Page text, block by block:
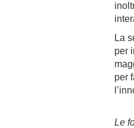
La
per
per
Le